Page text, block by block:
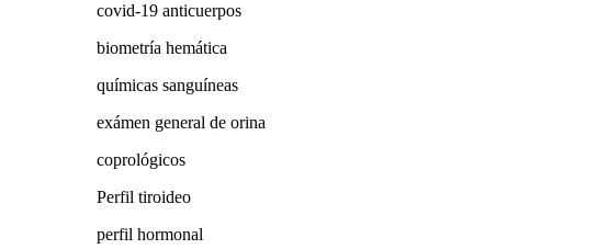
covid-19 anticuerpos
biometría hemática
químicas sanguíneas
exámen general de orina
coprológicos
Perfil tiroideo
perfil hormonal